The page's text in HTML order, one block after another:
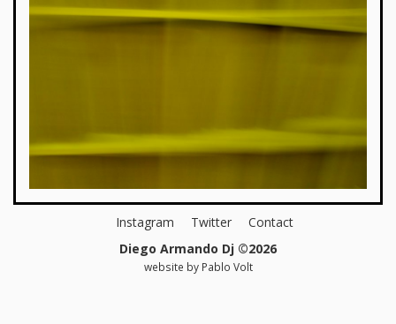
Instagram Twitter
Contact
Diego Armando Dj ©2026
website by Pablo Volt